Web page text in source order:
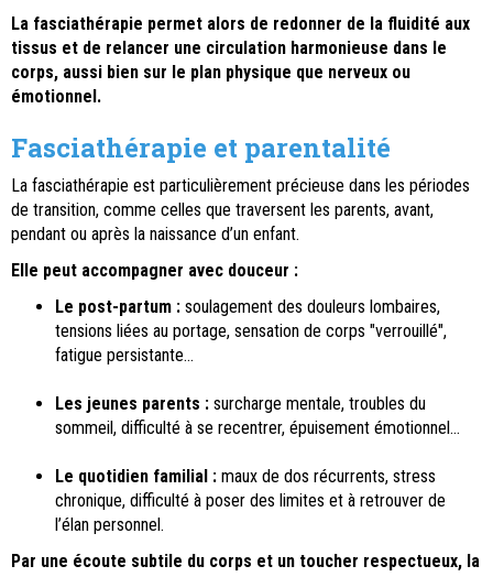
La fasciathérapie permet alors de redonner de la fluidité aux
tissus et de relancer une circulation harmonieuse dans le
corps, aussi bien sur le plan physique que nerveux ou
émotionnel.
Fasciathérapie et parentalité
La fasciathérapie est particulièrement précieuse dans les périodes
de transition, comme celles que traversent les parents, avant,
pendant ou après la naissance d’un enfant.
Elle peut accompagner avec douceur :
Le post-partum : soulagement des douleurs lombaires,
tensions liées au portage, sensation de corps "verrouillé",
fatigue persistante…
Les jeunes parents : surcharge mentale, troubles du
sommeil, difficulté à se recentrer, épuisement émotionnel…
Le quotidien familial : maux de dos récurrents, stress
chronique, difficulté à poser des limites et à retrouver de
l’élan personnel.
Par une écoute subtile du corps et un toucher respectueux, la